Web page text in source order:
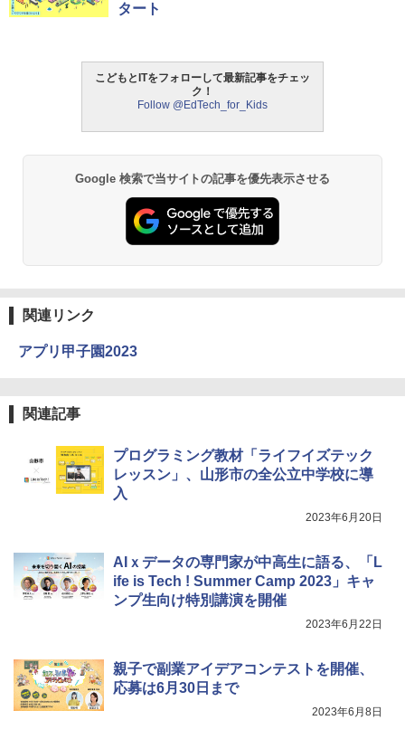
タート
こどもとITをフォローして最新記事をチェッ
ク！
Follow @EdTech_for_Kids
Google 検索で当サイトの記事を優先表示させる
関連リンク
アプリ甲子園2023
関連記事
プログラミング教材「ライフイズテック
レッスン」、山形市の全公立中学校に導
入
2023年6月20日
AIｘデータの専門家が中高生に語る、「L
ife is Tech ! Summer Camp 2023」キャ
ンプ生向け特別講演を開催
2023年6月22日
親子で副業アイデアコンテストを開催、
応募は6月30日まで
2023年6月8日